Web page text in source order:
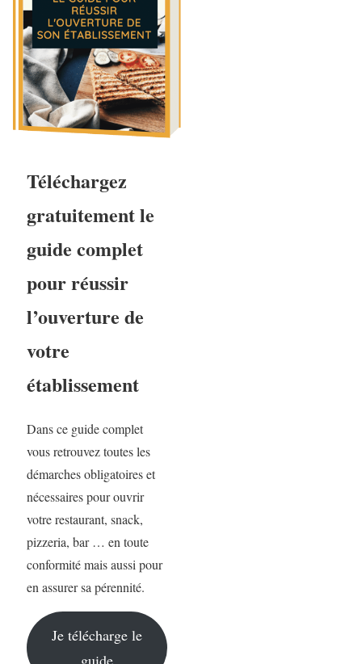
Téléchargez
gratuitement le
guide complet
pour réussir
l’ouverture de
votre
établissement
Dans ce guide complet
vous retrouvez toutes les
démarches obligatoires et
nécessaires pour ouvrir
votre restaurant, snack,
pizzeria, bar … en toute
conformité mais aussi pour
en assurer sa pérennité.
Je télécharge le
guide